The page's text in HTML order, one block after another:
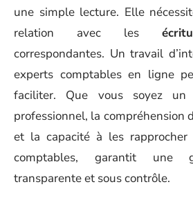
une simple lecture. Elle
relation avec les
correspondantes. Un travail
experts comptables en ligne
faciliter. Que vous soyez
professionnel, la compréhension
et la capacité à les rapprocher
comptables, garantit une
transparente et sous contrôle.